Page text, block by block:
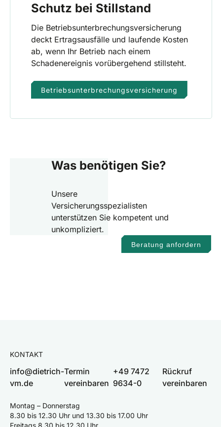
Schutz bei Stillstand
Die Betriebsunterbrechungsversicherung
deckt Ertragsausfälle und laufende Kosten
ab, wenn Ihr Betrieb nach einem
Schadenereignis vorübergehend stillsteht.
Betriebsunterbrechungsversicherung
Was benötigen Sie?
Unsere
Versicherungsspezialisten
unterstützen Sie kompetent und
unkompliziert.
Beratung anfordern
KONTAKT
info@dietrich-
vm.de
Termin
vereinbaren
+49 7472
9634-0
Rückruf
vereinbaren
Montag – Donnerstag
8.30 bis 12.30 Uhr und 13.30 bis 17.00 Uhr
Freitags 8.30 bis 12.30 Uhr